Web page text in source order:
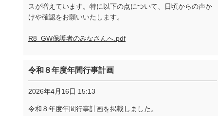
スが増えています。特に以下の点について、日頃からの声か
けや確認をお願いいたします。
R8_GW保護者のみなさんへ.pdf
令和８年度年間行事計画
2026年4月16日 15:13
令和８年度年間行事計画を掲載しました。